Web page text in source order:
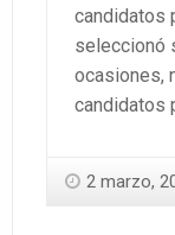
candidatos
seleccionó
ocasiones,
candidatos
2 marzo,